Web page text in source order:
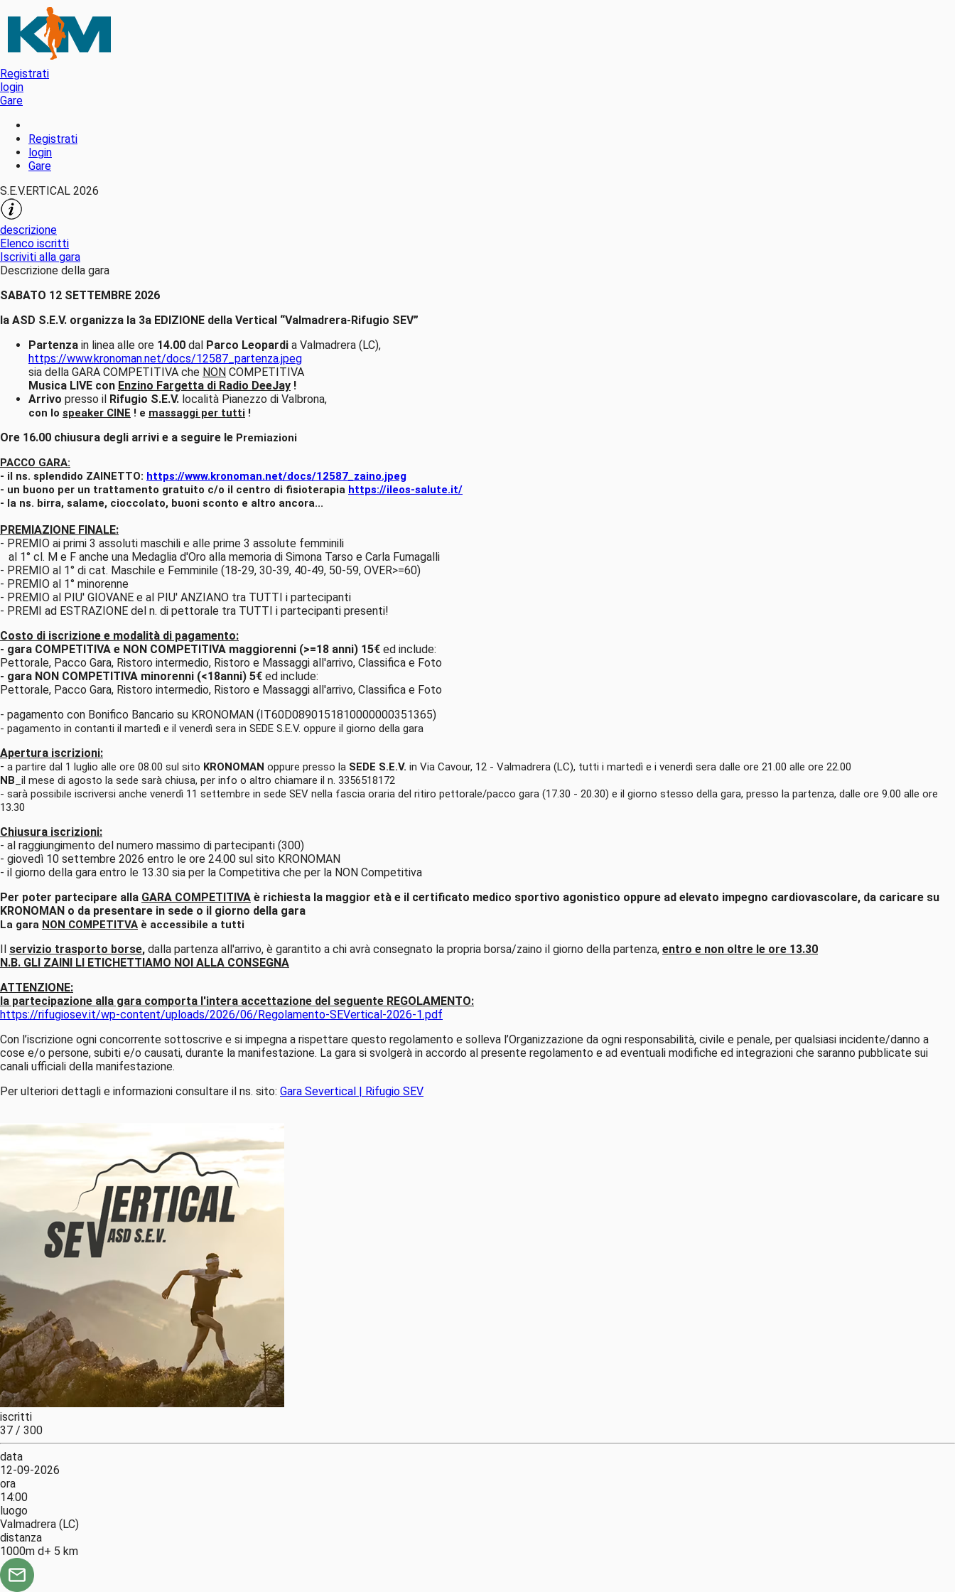
Registrati
login
Gare
Registrati
login
Gare
S.E.V.ERTICAL 2026
descrizione
Elenco iscritti
Iscriviti alla gara
Descrizione della gara
SABATO 12 SETTEMBRE 2026
la ASD S.E.V. organizza la 3a EDIZIONE della Vertical “Valmadrera-Rifugio SEV”
Partenza in linea alle ore 14.00 dal Parco Leopardi a Valmadrera (LC),
https://www.kronoman.net/docs/12587_partenza.jpeg
sia della GARA COMPETITIVA che NON COMPETITIVA
Musica LIVE con Enzino Fargetta di Radio DeeJay !
Arrivo presso il Rifugio S.E.V. località Pianezzo di Valbrona,
con lo speaker CINE ! e massaggi per tutti !
Ore 16.00 chiusura degli arrivi e a seguire le Premiazioni
PACCO GARA:
- il ns. splendido ZAINETTO: https://www.kronoman.net/docs/12587_zaino.jpeg
- un buono per un trattamento gratuito c/o il centro di fisioterapia https://ileos-salute.it/
- la ns. birra, salame, cioccolato, buoni sconto e altro ancora...
PREMIAZIONE FINALE:
- PREMIO ai primi 3 assoluti maschili e alle prime 3 assolute femminili
al 1° cl. M e F anche una Medaglia d'Oro alla memoria di Simona Tarso e Carla Fumagalli
- PREMIO al 1° di cat. Maschile e Femminile (18-29, 30-39, 40-49, 50-59, OVER>=60)
- PREMIO al 1° minorenne
- PREMIO al PIU' GIOVANE e al PIU' ANZIANO tra TUTTI i partecipanti
- PREMI ad ESTRAZIONE del n. di pettorale tra TUTTI i partecipanti presenti!
Costo di iscrizione e modalità di pagamento:
- gara COMPETITIVA e NON COMPETITIVA maggiorenni (>=18 anni) 15€ ed include:
Pettorale, Pacco Gara, Ristoro intermedio, Ristoro e Massaggi all'arrivo, Classifica e Foto
- gara NON COMPETITIVA minorenni (<18anni) 5€ ed include:
Pettorale, Pacco Gara, Ristoro intermedio, Ristoro e Massaggi all'arrivo, Classifica e Foto
- pagamento con Bonifico Bancario su KRONOMAN (IT60D0890151810000000351365)
- pagamento in contanti il martedì e il venerdì sera in SEDE S.E.V. oppure il giorno della gara
Apertura iscrizioni:
- a partire dal 1 luglio alle ore 08.00 sul sito KRONOMAN oppure presso la SEDE S.E.V. in Via Cavour, 12 - Valmadrera (LC), tutti i martedì e i venerdì sera dalle ore 21.00 alle ore 22.00
NB _il mese di agosto la sede sarà chiusa, per info o altro chiamare il n. 3356518172
- sarà possibile iscriversi anche venerdì 11 settembre in sede SEV nella fascia oraria del ritiro pettorale/pacco gara (17.30 - 20.30) e il giorno stesso della gara, presso la partenza, dalle ore 9.00 alle ore
13.30
Chiusura iscrizioni:
- al raggiungimento del numero massimo di partecipanti (300)
- giovedì 10 settembre 2026 entro le ore 24.00 sul sito KRONOMAN
- il giorno della gara entro le 13.30 sia per la Competitiva che per la NON Competitiva
Per poter partecipare alla GARA COMPETITIVA è richiesta la maggior età e il certificato medico sportivo agonistico oppure ad elevato impegno cardiovascolare, da caricare su
KRONOMAN o da presentare in sede o il giorno della gara
La gara NON COMPETITVA è accessibile a tutti
Il servizio trasporto borse, dalla partenza all'arrivo, è garantito a chi avrà consegnato la propria borsa/zaino il giorno della partenza, entro e non oltre le ore 13.30
N.B. GLI ZAINI LI ETICHETTIAMO NOI ALLA CONSEGNA
ATTENZIONE:
la partecipazione alla gara comporta l'intera accettazione del seguente REGOLAMENTO:
https://rifugiosev.it/wp-content/uploads/2026/06/Regolamento-SEVertical-2026-1.pdf
Con l’iscrizione ogni concorrente sottoscrive e si impegna a rispettare questo regolamento e solleva l’Organizzazione da ogni responsabilità, civile e penale, per qualsiasi incidente/danno a
cose e/o persone, subiti e/o causati, durante la manifestazione. La gara si svolgerà in accordo al presente regolamento e ad eventuali modifiche ed integrazioni che saranno pubblicate sui
canali ufficiali della manifestazione.
Per ulteriori dettagli e informazioni consultare il ns. sito: Gara Severtical | Rifugio SEV
iscritti
37 / 300
data
12-09-2026
ora
14:00
luogo
Valmadrera (LC)
distanza
1000m d+ 5 km